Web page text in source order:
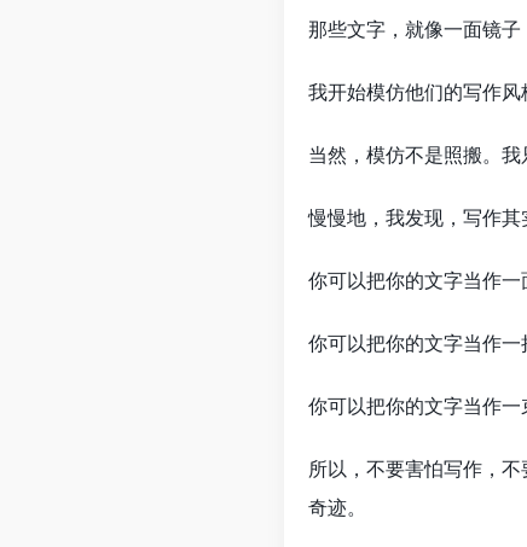
那些文字，就像一面镜
我开始模仿他们的写作
当然，模仿不是照搬。我
慢慢地，我发现，写作
你可以把你的文字当作一
你可以把你的文字当作一
你可以把你的文字当作一
所以，不要害怕写作，
奇迹。